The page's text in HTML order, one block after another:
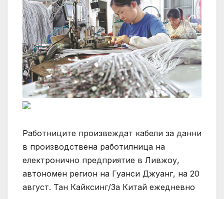
Работниците произвеждат кабели за данни
в производствена работилница на
електронично предприятие в Ливжоу,
автономен регион на Гуанси Джуанг, на 20
август. Тан Кайксинг/За Китай ежедневно